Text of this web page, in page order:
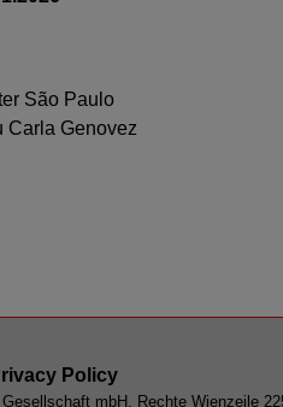
São Paulo
Carla Genovez
Policy
mbH, Rechte Wienzeile